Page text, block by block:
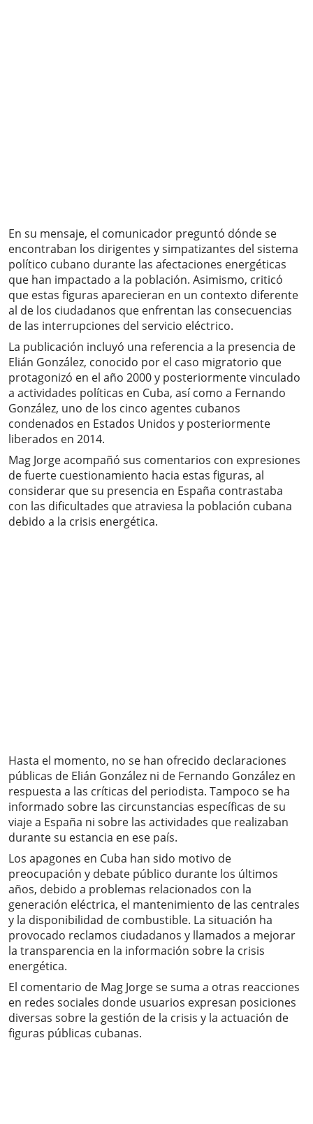
En su mensaje, el comunicador preguntó dónde se
encontraban los dirigentes y simpatizantes del sistema
político cubano durante las afectaciones energéticas
que han impactado a la población. Asimismo, criticó
que estas figuras aparecieran en un contexto diferente
al de los ciudadanos que enfrentan las consecuencias
de las interrupciones del servicio eléctrico.
La publicación incluyó una referencia a la presencia de
Elián González, conocido por el caso migratorio que
protagonizó en el año 2000 y posteriormente vinculado
a actividades políticas en Cuba, así como a Fernando
González, uno de los cinco agentes cubanos
condenados en Estados Unidos y posteriormente
liberados en 2014.
Mag Jorge acompañó sus comentarios con expresiones
de fuerte cuestionamiento hacia estas figuras, al
considerar que su presencia en España contrastaba
con las dificultades que atraviesa la población cubana
debido a la crisis energética.
Hasta el momento, no se han ofrecido declaraciones
públicas de Elián González ni de Fernando González en
respuesta a las críticas del periodista. Tampoco se ha
informado sobre las circunstancias específicas de su
viaje a España ni sobre las actividades que realizaban
durante su estancia en ese país.
Los apagones en Cuba han sido motivo de
preocupación y debate público durante los últimos
años, debido a problemas relacionados con la
generación eléctrica, el mantenimiento de las centrales
y la disponibilidad de combustible. La situación ha
provocado reclamos ciudadanos y llamados a mejorar
la transparencia en la información sobre la crisis
energética.
El comentario de Mag Jorge se suma a otras reacciones
en redes sociales donde usuarios expresan posiciones
diversas sobre la gestión de la crisis y la actuación de
figuras públicas cubanas.